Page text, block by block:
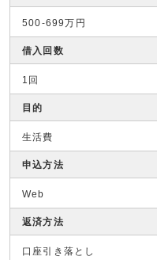
500-699万円
借入回数
1回
目的
生活費
申込方法
Web
返済方法
口座引き落とし